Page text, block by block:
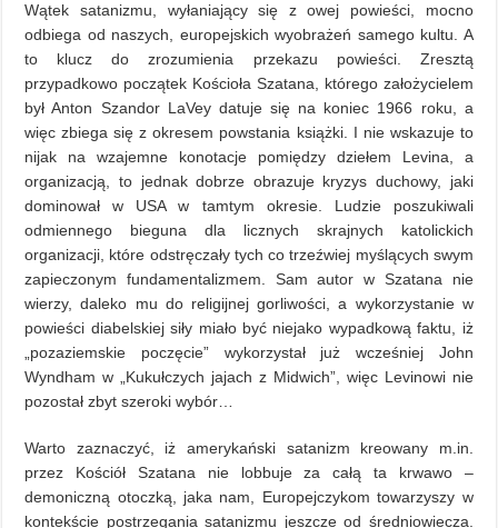
Wątek satanizmu, wyłaniający się z owej powieści, mocno
odbiega od naszych, europejskich wyobrażeń samego kultu. A
to klucz do zrozumienia przekazu powieści. Zresztą
przypadkowo początek Kościoła Szatana, którego założycielem
był Anton Szandor LaVey datuje się na koniec 1966 roku, a
więc zbiega się z okresem powstania książki. I nie wskazuje to
nijak na wzajemne konotacje pomiędzy dziełem Levina, a
organizacją, to jednak dobrze obrazuje kryzys duchowy, jaki
dominował w USA w tamtym okresie. Ludzie poszukiwali
odmiennego bieguna dla licznych skrajnych katolickich
organizacji, które odstręczały tych co trzeźwiej myślących swym
zapieczonym fundamentalizmem. Sam autor w Szatana nie
wierzy, daleko mu do religijnej gorliwości, a wykorzystanie w
powieści diabelskiej siły miało być niejako wypadkową faktu, iż
„pozaziemskie poczęcie” wykorzystał już wcześniej John
Wyndham w „Kukułczych jajach z Midwich”, więc Levinowi nie
pozostał zbyt szeroki wybór…
Warto zaznaczyć, iż amerykański satanizm kreowany m.in.
przez Kościół Szatana nie lobbuje za całą ta krwawo –
demoniczną otoczką, jaka nam, Europejczykom towarzyszy w
kontekście postrzegania satanizmu jeszcze od średniowiecza.